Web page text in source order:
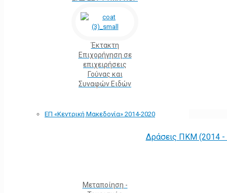
Έκτακτη
Επιχορήγηση σε
επιχειρήσεις
Γούνας και
Συναφών Ειδών
ΕΠ «Kεντρική Μακεδονία» 2014-2020
Δράσεις ΠΚΜ (2014 -
Μεταποίηση -